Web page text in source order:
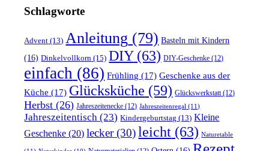
Schlagworte
Advent (13) Anleitung (79) Basteln mit Kindern
(16) Dinkelvollkorn (15) DIY(63) DIY-Geschenke (12)
einfach (86) Frühling (17) Geschenke aus der
Küche (17) Glücksküche (59) Glückswerkstatt(12)
Herbst (26) Jahreszeitenecke (12) Jahreszeitenregal (11)
Jahreszeitentisch (23) Kindergeburtstag (13) Kleine
Geschenke (20) lecker(30) leicht (63) Naturetable